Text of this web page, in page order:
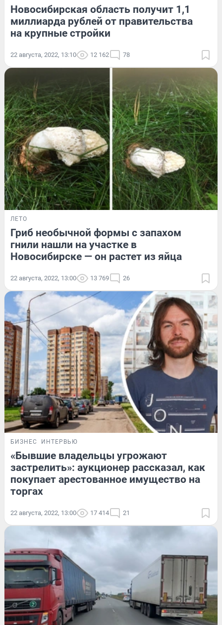
Новосибирская область получит 1,1
миллиарда рублей от правительства
на крупные стройки
22 августа, 2022, 13:10 12 162 78
ЛЕТО
Гриб необычной формы с запахом
гнили нашли на участке в
Новосибирске — он растет из яйца
22 августа, 2022, 13:00 13 769 26
БИЗНЕС ИНТЕРВЬЮ
«Бывшие владельцы угрожают
застрелить»: аукционер рассказал, как
покупает арестованное имущество на
торгах
22 августа, 2022, 13:00 17 414 21